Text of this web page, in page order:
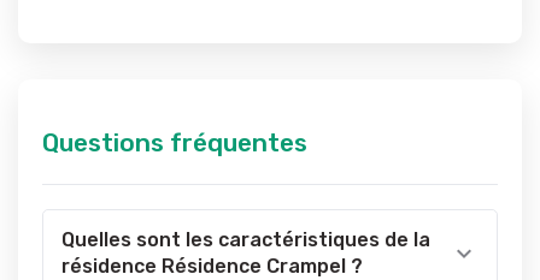
Questions fréquentes
Quelles sont les caractéristiques de la
résidence Résidence Crampel ?